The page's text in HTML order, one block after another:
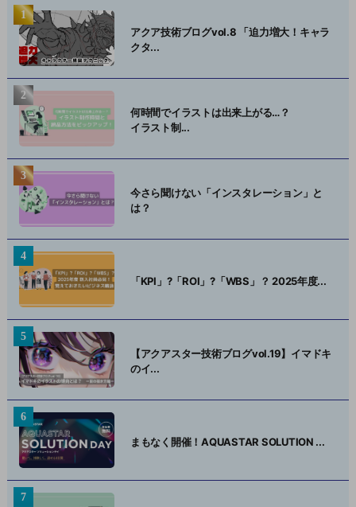
アクア技術ブログvol.8 「迫力増大！キャラ
クタ...
何時間でイラストは出来上がる…？
イラスト制...
今さら聞けない「インスタレーション」と
は？
「KPI」?「ROI」?「WBS」？ 2025年度...
【アクアスター技術ブログvol.19】イマドキ
のイ...
まもなく開催！AQUASTAR SOLUTION ...